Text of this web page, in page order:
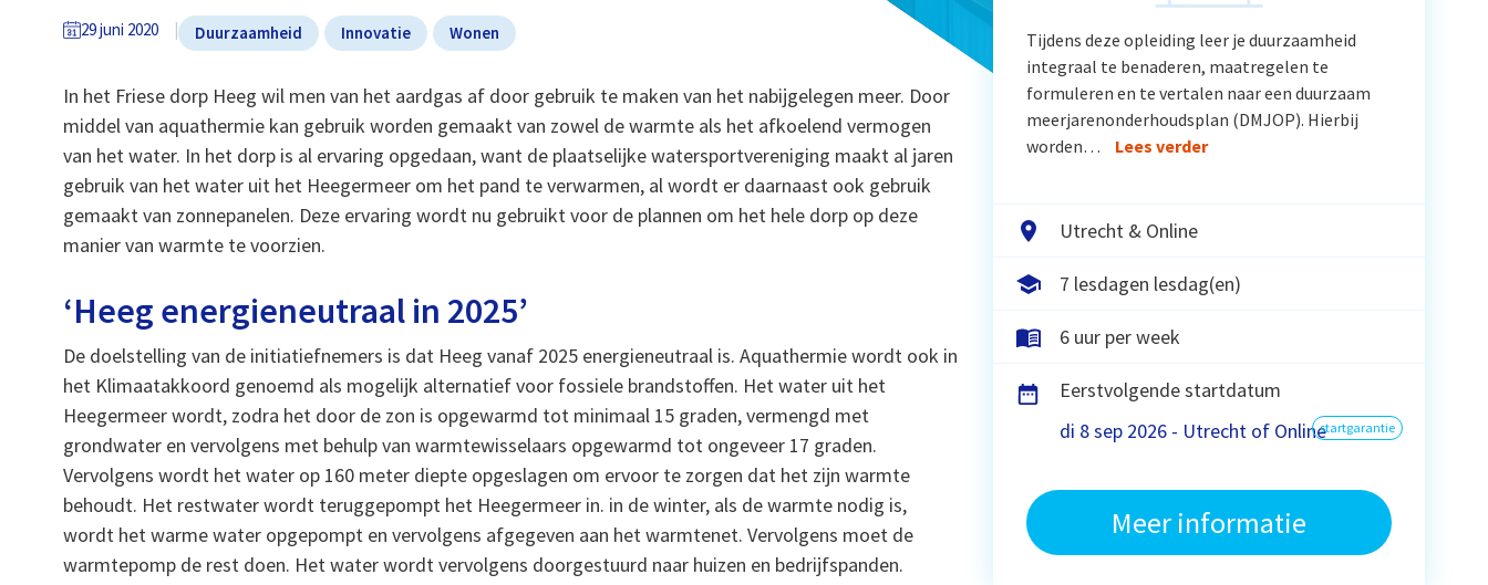
29 juni 2020 Duurzaamheid Innovatie Wonen
In het Friese dorp Heeg wil men van het aardgas af door gebruik te maken van het nabijgelegen meer. Door
middel van aquathermie kan gebruik worden gemaakt van zowel de warmte als het afkoelend vermogen
van het water. In het dorp is al ervaring opgedaan, want de plaatselijke watersportvereniging maakt al jaren
gebruik van het water uit het Heegermeer om het pand te verwarmen, al wordt er daarnaast ook gebruik
gemaakt van zonnepanelen. Deze ervaring wordt nu gebruikt voor de plannen om het hele dorp op deze
manier van warmte te voorzien.
‘Heeg energieneutraal in 2025’
De doelstelling van de initiatiefnemers is dat Heeg vanaf 2025 energieneutraal is. Aquathermie wordt ook in
het Klimaatakkoord genoemd als mogelijk alternatief voor fossiele brandstoffen. Het water uit het
Heegermeer wordt, zodra het door de zon is opgewarmd tot minimaal 15 graden, vermengd met
grondwater en vervolgens met behulp van warmtewisselaars opgewarmd tot ongeveer 17 graden.
Vervolgens wordt het water op 160 meter diepte opgeslagen om ervoor te zorgen dat het zijn warmte
behoudt. Het restwater wordt teruggepompt het Heegermeer in. in de winter, als de warmte nodig is,
wordt het warme water opgepompt en vervolgens afgegeven aan het warmtenet. Vervolgens moet de
warmtepomp de rest doen. Het water wordt vervolgens doorgestuurd naar huizen en bedrijfspanden.
Tijdens deze opleiding leer je duurzaamheid
integraal te benaderen, maatregelen te
formuleren en te vertalen naar een duurzaam
meerjarenonderhoudsplan (DMJOP). Hierbij
worden…
Lees verder
Utrecht & Online
7 lesdagen lesdag(en)
6 uur per week
Eerstvolgende startdatum
di 8 sep 2026 - Utrecht of Onlinestartgarantie
Meer informatie